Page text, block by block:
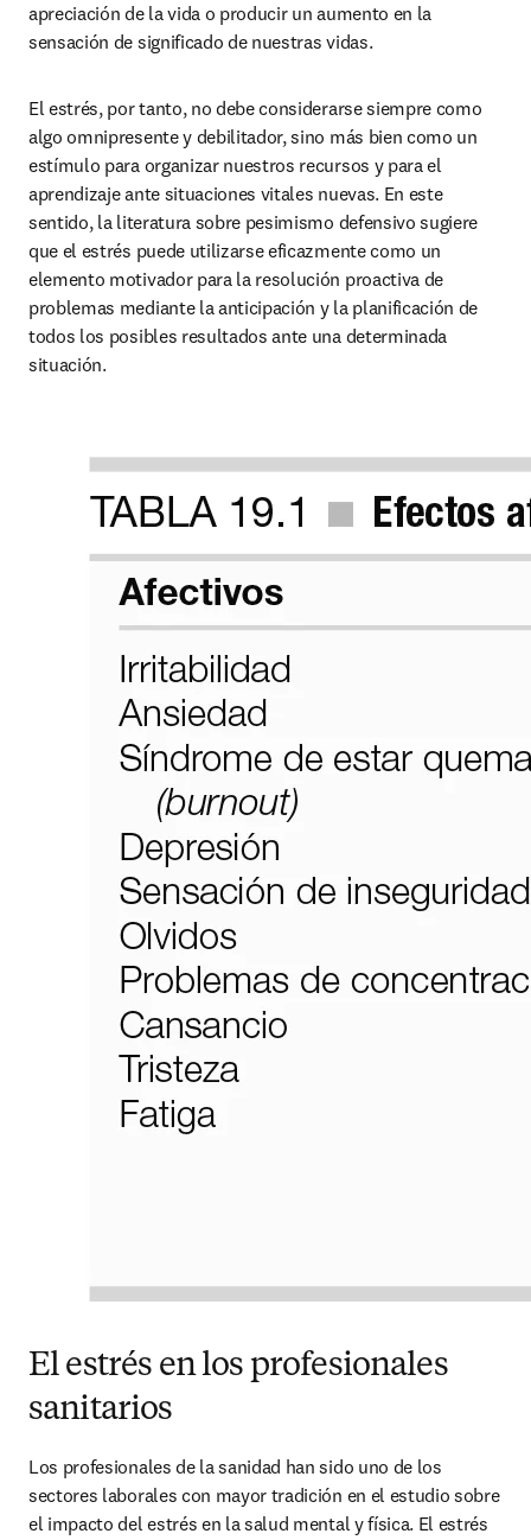
apreciación de la vida o producir un aumento en la
sensación de significado de nuestras vidas.
El estrés, por tanto, no debe considerarse siempre como
algo omnipresente y debilitador, sino más bien como un
estímulo para organizar nuestros recursos y para el
aprendizaje ante situaciones vitales nuevas. En este
sentido, la literatura sobre pesimismo defensivo sugiere
que el estrés puede utilizarse eficazmente como un
elemento motivador para la resolución proactiva de
problemas mediante la anticipación y la planificación de
todos los posibles resultados ante una determinada
situación.
El estrés en los profesionales
sanitarios
Los profesionales de la sanidad han sido uno de los
sectores laborales con mayor tradición en el estudio sobre
el impacto del estrés en la salud mental y física. El estrés